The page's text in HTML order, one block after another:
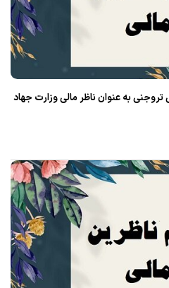
به عنوان ناظر مالی وزارت جهاد